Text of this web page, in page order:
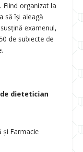
organizat la
să își aleagă
examenul,
de subiecte de
dietetician
și Farmacie